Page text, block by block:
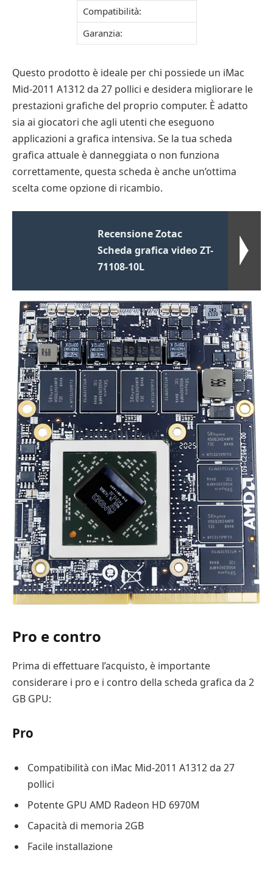
Compatibilità:
Garanzia:
Questo prodotto è ideale per chi possiede un iMac
Mid-2011 A1312 da 27 pollici e desidera migliorare le
prestazioni grafiche del proprio computer. È adatto
sia ai giocatori che agli utenti che eseguono
applicazioni a grafica intensiva. Se la tua scheda
grafica attuale è danneggiata o non funziona
correttamente, questa scheda è anche un’ottima
scelta come opzione di ricambio.
Recensione Zotac
Scheda grafica video ZT-
71108-10L
Pro e contro
Prima di effettuare l’acquisto, è importante
considerare i pro e i contro della scheda grafica da 2
GB GPU:
Pro
Compatibilità con iMac Mid-2011 A1312 da 27
pollici
Potente GPU AMD Radeon HD 6970M
Capacità di memoria 2GB
Facile installazione